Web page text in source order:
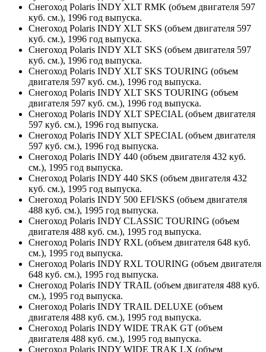
Снегоход Polaris INDY XLT RMK (объем двигателя 597
куб. см.), 1996 год выпуска.
Снегоход Polaris INDY XLT SKS (объем двигателя 597
куб. см.), 1996 год выпуска.
Снегоход Polaris INDY XLT SKS (объем двигателя 597
куб. см.), 1996 год выпуска.
Снегоход Polaris INDY XLT SKS TOURING (объем
двигателя 597 куб. см.), 1996 год выпуска.
Снегоход Polaris INDY XLT SKS TOURING (объем
двигателя 597 куб. см.), 1996 год выпуска.
Снегоход Polaris INDY XLT SPECIAL (объем двигателя
597 куб. см.), 1996 год выпуска.
Снегоход Polaris INDY XLT SPECIAL (объем двигателя
597 куб. см.), 1996 год выпуска.
Снегоход Polaris INDY 440 (объем двигателя 432 куб.
см.), 1995 год выпуска.
Снегоход Polaris INDY 440 SKS (объем двигателя 432
куб. см.), 1995 год выпуска.
Снегоход Polaris INDY 500 EFI/SKS (объем двигателя
488 куб. см.), 1995 год выпуска.
Снегоход Polaris INDY CLASSIC TOURING (объем
двигателя 488 куб. см.), 1995 год выпуска.
Снегоход Polaris INDY RXL (объем двигателя 648 куб.
см.), 1995 год выпуска.
Снегоход Polaris INDY RXL TOURING (объем двигателя
648 куб. см.), 1995 год выпуска.
Снегоход Polaris INDY TRAIL (объем двигателя 488 куб.
см.), 1995 год выпуска.
Снегоход Polaris INDY TRAIL DELUXE (объем
двигателя 488 куб. см.), 1995 год выпуска.
Снегоход Polaris INDY WIDE TRAK GT (объем
двигателя 488 куб. см.), 1995 год выпуска.
Снегоход Polaris INDY WIDE TRAK LX (объем